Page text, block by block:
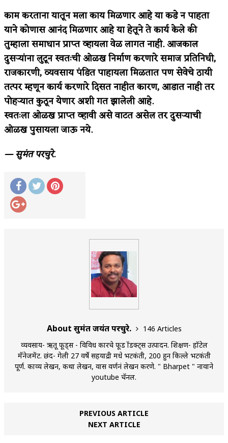
काम करताना यातून मला काय मिळणार आहे या कडे न पाहता
याने कोणास आनंद मिळणार आहे या हेतूने ते कार्य केले की
तुम्हाला समाधान प्राप्त व्हायला वेळ लागत नाही. आजकाल
दुसऱ्यांना लुटून स्वतःची ओळख निर्माण करणारे समाज प्रतिनिधी,
राजकारणी, व्यवसाय पंडित पाहायला मिळतात पण सेवेचे ठायी
तत्पर म्हणून कार्य करणारे दिसत नाहीत कारण, आडात नाही तर
पोहऱ्यात कुठून येणार अशी गत झालेली आहे.
स्वतःला ओळख प्राप्त व्हावी असे वाटत असेल तर दुसऱ्याची
ओळख पुसायला जाऊ नये.
— सुमंत परचुरे.
About सुमंत जयंत परचुरे.
146 Articles
व्यवसाय- ऋतू फूड्स - विविध प्रकारचे फूड प्रॉडक्ट्स उत्पादन. शिक्षण- हॉटेल
मॅनेजमेंट. छंद- गेली 27 वर्षे सहयाद्री मधे भटकंती, 200 हुन किल्ले भटकंती
पूर्ण. काव्य लेखन, कथा लेखन, प्रवास वर्णनं लेखन करणे. " Bharpet " नावाने
youtube चॅनल.
PREVIOUS ARTICLE
NEXT ARTICLE